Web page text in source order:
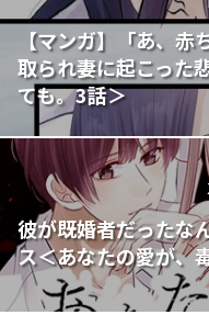
【マンガ】「あ、
取られ妻に起こった
ても。3話＞
彼が既婚者だったな
ス＜あなたの愛が、